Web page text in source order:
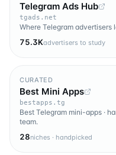
Telegram Ads Hub
tgads.net
Where Telegram advertisers
75.3Kadvertisers to study
CURATED
Best Mini Apps
bestapps.tg
Best Telegram mini-apps ·
team.
28niches · handpicked